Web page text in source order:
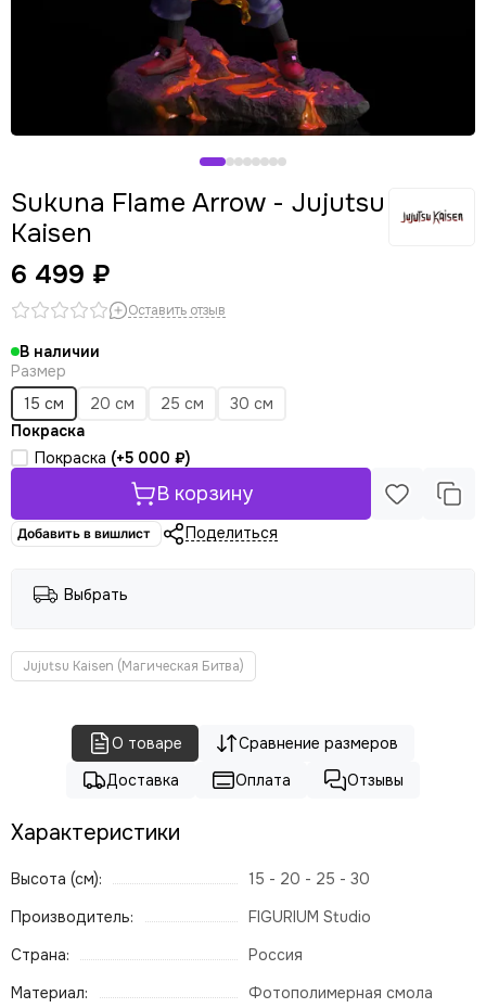
Sukuna Flame Arrow - Jujutsu
Kaisen
6 499 ₽
Оставить отзыв
В наличии
Размер
15 см
20 см 25 см
30 см
Покраска
Покраска (+5 000 ₽)
В корзину
Добавить в вишлист Поделиться
Выбрать
Jujutsu Kaisen (Магическая Битва)
О товаре
Сравнение размеров
Доставка
Оплата Отзывы
Характеристики
Высота (см):
15 - 20 - 25 - 30
Производитель:
FIGURIUM Studio
Страна:
Россия
Материал:
Фотополимерная смола